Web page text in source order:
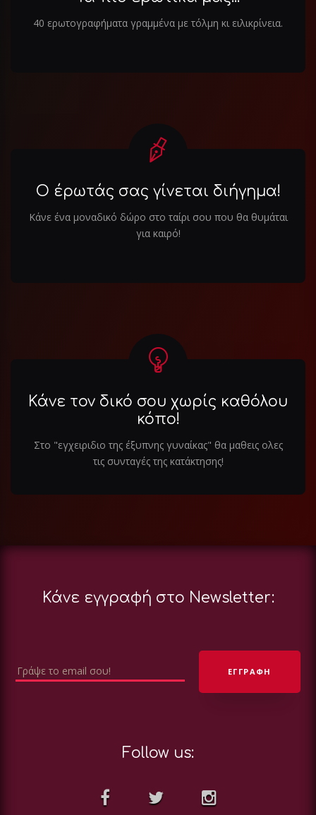
40 ερωτογραφήματα γραμμένα με τόλμη κι ειλικρίνεια.
Ο έρωτάς σας γίνεται διήγημα!
Κάνε ένα μοναδικό δώρο στο ταίρι σου που θα θυμάται
για καιρό!
Κάνε τον δικό σου χωρίς καθόλου
κόπο!
Στο "εγχειριδιο της έξυπνης γυναίκας" θα μαθεις ολες
τις συνταγές της κατάκτησης!
Κάνε εγγραφή στο Newsletter:
Follow us: